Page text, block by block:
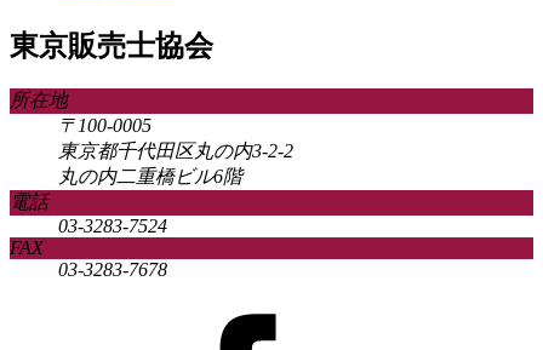
東京販売士協会
所在地
〒100-0005
東京都千代田区丸の内3-2-2
丸の内二重橋ビル6階
電話
03-3283-7524
FAX
03-3283-7678